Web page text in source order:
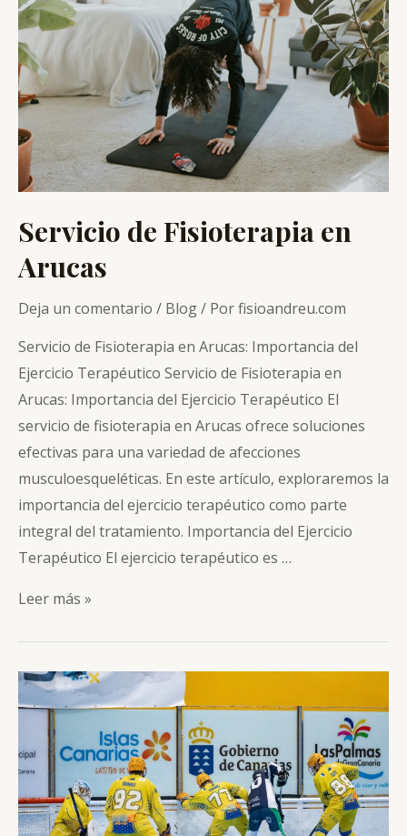
Servicio de Fisioterapia en
Arucas
Deja un comentario / Blog/ Porfisioandreu.com
Servicio de Fisioterapia en Arucas: Importancia del
Ejercicio Terapéutico Servicio de Fisioterapia en
Arucas: Importancia del Ejercicio Terapéutico El
servicio de fisioterapia en Arucas ofrece soluciones
efectivas para una variedad de afecciones
musculoesqueléticas. En este artículo, exploraremos la
importancia del ejercicio terapéutico como parte
integral del tratamiento. Importancia del Ejercicio
Terapéutico El ejercicio terapéutico es …
Servicio
en
Arucas
Leer más »